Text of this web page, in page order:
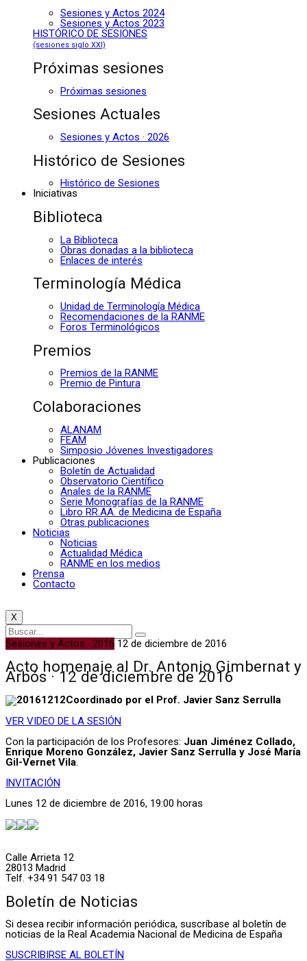
Sesiones y Actos 2024
Sesiones y Actos 2023
HISTÓRICO DE SESIONES
(sesiones siglo XXI)
Próximas sesiones
Próximas sesiones
Sesiones Actuales
Sesiones y Actos · 2026
Histórico de Sesiones
Histórico de Sesiones
Iniciativas
Biblioteca
La Biblioteca
Obras donadas a la biblioteca
Enlaces de interés
Terminología Médica
Unidad de Terminología Médica
Recomendaciones de la RANME
Foros Terminológicos
Premios
Premios de la RANME
Premio de Pintura
Colaboraciones
ALANAM
FEAM
Simposio Jóvenes Investigadores
Publicaciones
Boletín de Actualidad
Observatorio Científico
Anales de la RANME
Serie Monografías de la RANME
Libro RR.AA. de Medicina de España
Otras publicaciones
Noticias
Noticias
Actualidad Médica
RANME en los medios
Prensa
Contacto
X
Sesiones y Actos · 2016 12 de diciembre de 2016
Acto homenaje al Dr. Antonio Gimbernat y
Arbós · 12 de diciembre de 2016
Coordinado por el Prof. Javier Sanz Serrulla
VER VIDEO DE LA SESIÓN
Con la participación de los Profesores: Juan Jiménez Collado,
Enrique Moreno González, Javier Sanz Serrulla y José María
Gil-Vernet Vila.
INVITACIÓN
Lunes 12 de diciembre de 2016, 19:00 horas
Calle Arrieta 12
28013 Madrid
Telf. +34 91 547 03 18
Boletín de Noticias
Si desea recibir información periódica, suscríbase al boletín de
noticias de la Real Academia Nacional de Medicina de España
SUSCRIBIRSE AL BOLETÍN